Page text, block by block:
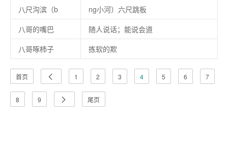
八尺沟滨（b
ng小河）六尺跳板
八哥的嘴巴
随人说话；能说会道
八哥啄柿子
拣软的欺
首页 1 2 3 4 5 6 7
8 9 尾页